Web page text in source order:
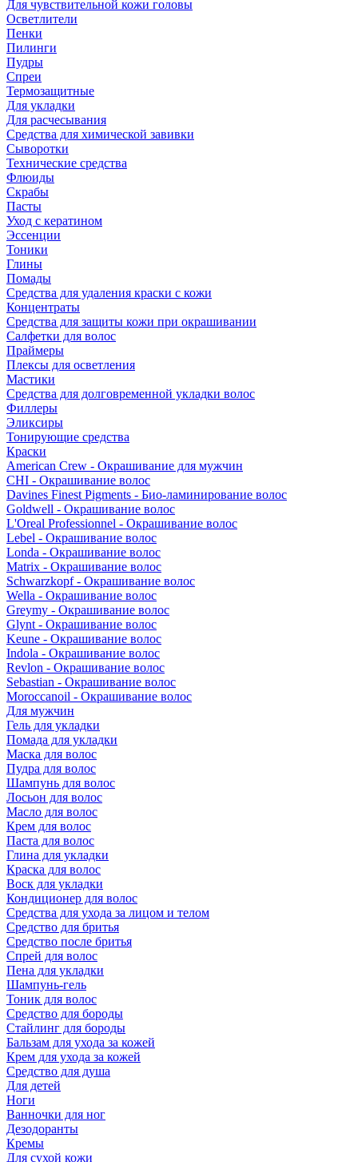
Для чувствительной кожи головы
Осветлители
Пенки
Пилинги
Пудры
Спреи
Термозащитные
Для укладки
Для расчесывания
Средства для химической завивки
Сыворотки
Технические средства
Флюиды
Скрабы
Пасты
Уход с кератином
Эссенции
Тоники
Глины
Помады
Средства для удаления краски с кожи
Концентраты
Средства для защиты кожи при окрашивании
Салфетки для волос
Праймеры
Плексы для осветления
Мастики
Средства для долговременной укладки волос
Филлеры
Эликсиры
Тонирующие средства
Краски
American Crew - Окрашивание для мужчин
CHI - Окрашивание волос
Davines Finest Pigments - Био-ламинирование волос
Goldwell - Окрашивание волос
L'Oreal Professionnel - Окрашивание волос
Lebel - Окрашивание волос
Londa - Окрашивание волос
Matrix - Окрашивание волос
Schwarzkopf - Окрашивание волос
Wella - Окрашивание волос
Greymy - Окрашивание волос
Glynt - Окрашивание волос
Keune - Окрашивание волос
Indola - Окрашивание волос
Revlon - Окрашивание волос
Sebastian - Окрашивание волос
Moroccanoil - Окрашивание волос
Для мужчин
Гель для укладки
Помада для укладки
Маска для волос
Пудра для волос
Шампунь для волос
Лосьон для волос
Масло для волос
Крем для волос
Паста для волос
Глина для укладки
Краска для волос
Воск для укладки
Кондиционер для волос
Средства для ухода за лицом и телом
Средство для бритья
Средство после бритья
Спрей для волос
Пена для укладки
Шампунь-гель
Тоник для волос
Средство для бороды
Стайлинг для бороды
Бальзам для ухода за кожей
Крем для ухода за кожей
Средство для душа
Для детей
Ноги
Ванночки для ног
Дезодоранты
Кремы
Для сухой кожи